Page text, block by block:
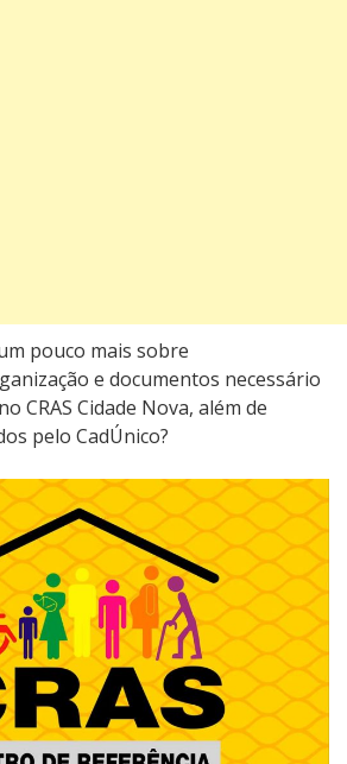
pouco mais sobre
e documentos necessário
CRAS Cidade Nova, além de
pelo CadÚnico?